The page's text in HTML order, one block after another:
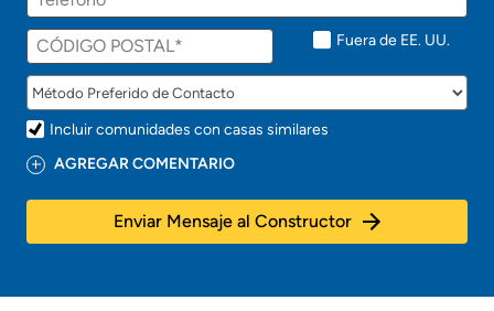
n
t
!
Fuera de EE. UU.
Incluir comunidades con casas similares
AGREGAR COMENTARIO
Enviar Mensaje al Constructor